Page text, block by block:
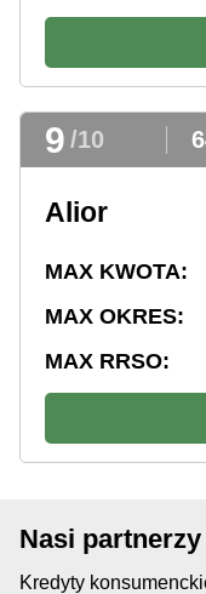
Alior
MAX KWOTA:
MAX OKRES:
MAX RRSO:
9 /10
Nasi partnerzy
Kredyty